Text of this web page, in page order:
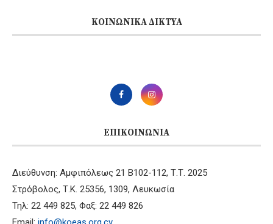
ΚΟΙΝΩΝΙΚΆ ΔΊΚΤΥΑ
ΕΠΙΚΟΙΝΩΝΊΑ
Διεύθυνση: Αμφιπόλεως 21 B102-112, Τ.Τ. 2025
Στρόβολος, Τ.Κ. 25356, 1309, Λευκωσία
Τηλ: 22 449 825, Φαξ: 22 449 826